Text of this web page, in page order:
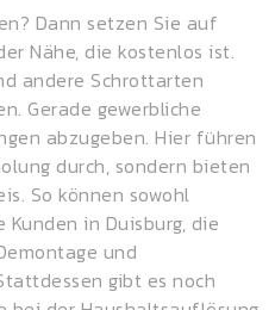
Dann setzen Sie auf
Nähe, die kostenlos ist.
andere Schrottarten
Gerade gewerbliche
abzugeben. Hier führen
durch, sondern bieten
. So können sowohl
in Duisburg, die
und
gibt es noch